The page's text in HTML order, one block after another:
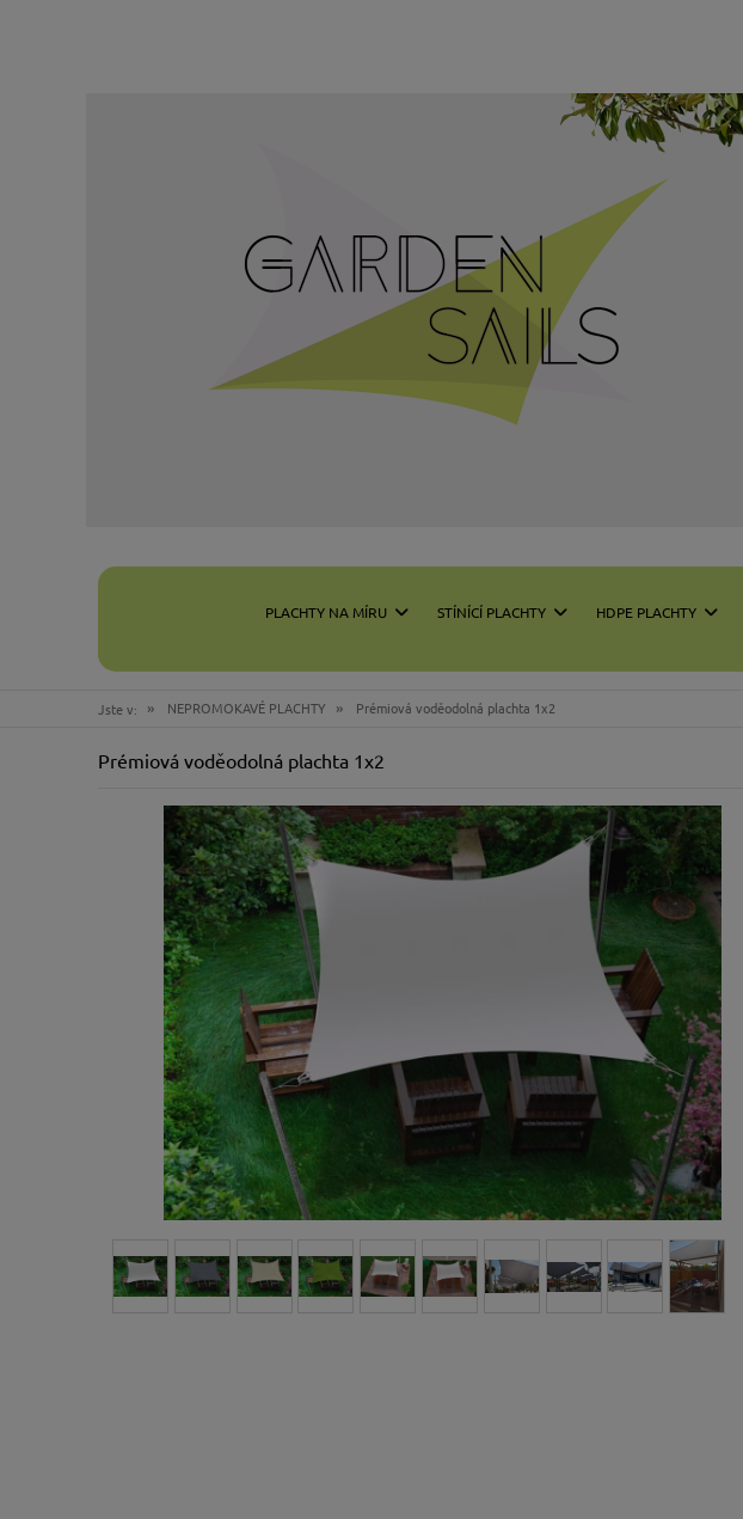
PLACHTY NA MÍRU STÍNÍCÍ PLACHTY HDPE PLACHTY
Jste v: » NEPROMOKAVÉ PLACHTY » Prémiová voděodolná plachta 1x2
Prémiová voděodolná plachta 1x2